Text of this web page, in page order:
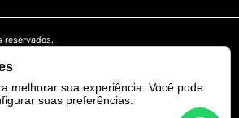
reservados.
B&B Business - 7° Andar - Vila Brasília -
melhorar sua experiência. Você pode
suas preferências.